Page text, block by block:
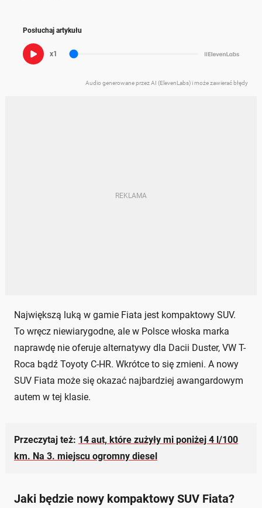
Posłuchaj artykułu
x1
Audio generowane przez AI (ElevenLabs) i może zawierać błędy
Największą luką w gamie Fiata jest kompaktowy SUV.
To wręcz niewiarygodne, ale w Polsce włoska marka
naprawdę nie oferuje alternatywy dla Dacii Duster, VW T-
Roca bądź Toyoty C-HR. Wkrótce to się zmieni. A nowy
SUV Fiata może się okazać najbardziej awangardowym
autem w tej klasie.
Przeczytaj też: 14 aut, które zużyły mi poniżej 4 l/100
km. Na 3. miejscu ogromny diesel
Jaki będzie nowy kompaktowy SUV Fiata?